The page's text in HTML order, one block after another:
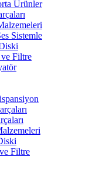
Ürünler
Sistemle
Filtre
Filtre